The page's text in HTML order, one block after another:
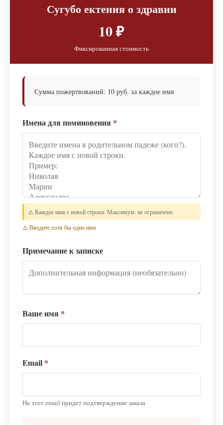
Сугубо ектения о здравии
10 ₽
Фиксированная стоимость
Сумма пожертвований: 10 руб. за каждое имя
Имена для поминовения *
⚠️ Каждое имя с новой строки. Максимум: не ограничено
⚠️ Введите хотя бы одно имя
Примечание к записке
Ваше имя *
Email *
На этот email придет подтверждение заказа